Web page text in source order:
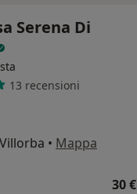
Serena Di
13 recensioni
• Mappa
30 €